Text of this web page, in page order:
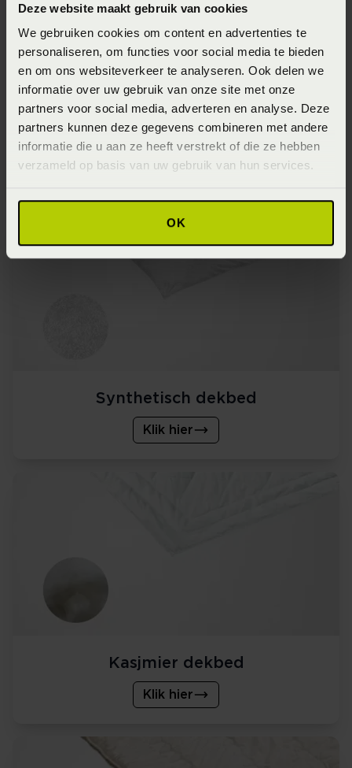
Deze website maakt gebruik van cookies
We gebruiken cookies om content en advertenties te
personaliseren, om functies voor social media te bieden
en om ons websiteverkeer te analyseren. Ook delen we
informatie over uw gebruik van onze site met onze
partners voor social media, adverteren en analyse. Deze
partners kunnen deze gegevens combineren met andere
informatie die u aan ze heeft verstrekt of die ze hebben
verzameld op basis van uw gebruik van hun services.
OK
Dons dekbed
Klik hier
Synthetisch dekbed
Klik hier
Kasjmier dekbed
Klik hier